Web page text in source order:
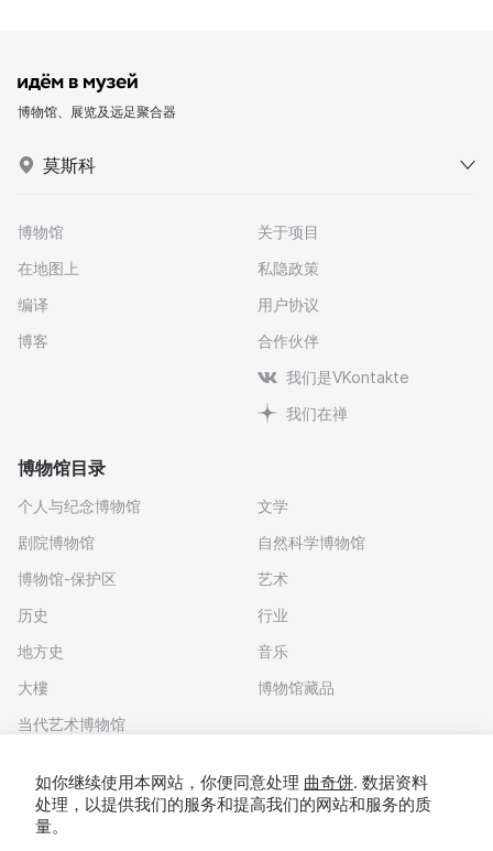
博物馆、展览及远足聚合器
莫斯科
博物馆
在地图上
编译
博客
关于项目
私隐政策
用户协议
合作伙伴
我们是VKontakte
我们在禅
博物馆目录
个人与纪念博物馆
剧院博物馆
博物馆-保护区
历史
地方史
大樓
当代艺术博物馆
文学
自然科学博物馆
艺术
行业
音乐
博物馆藏品
如你继续使用本网站，你便同意处理 曲奇饼. 数据资料
处理，以提供我们的服务和提高我们的网站和服务的质
量。